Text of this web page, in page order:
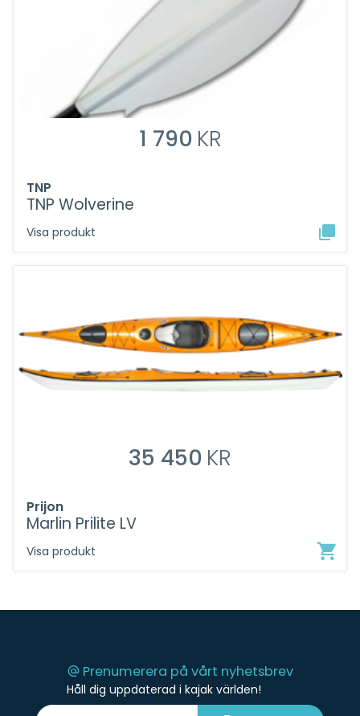
1 790 KR
TNP
TNP Wolverine
Visa produkt
35 450 KR
Prijon
Marlin Prilite LV
Visa produkt
Prenumerera på vårt nyhetsbrev
Håll dig uppdaterad i kajak världen!